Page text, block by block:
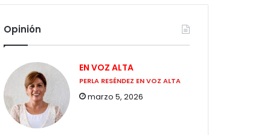
Opinión
EN VOZ ALTA
PERLA RESÉNDEZ EN VOZ ALTA
marzo 5, 2026